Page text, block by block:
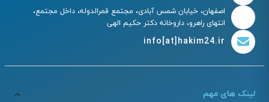
اصفهان، خیابان شمس آبادی، مجتمع قمرالدوله، داخل مجتمع،
انتهای راهرو، داروخانه دکتر حکیم الهی
info[at]hakim24.ir
لینک های مهم